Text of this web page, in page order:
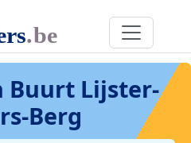
Buurt Lijster-
Berg